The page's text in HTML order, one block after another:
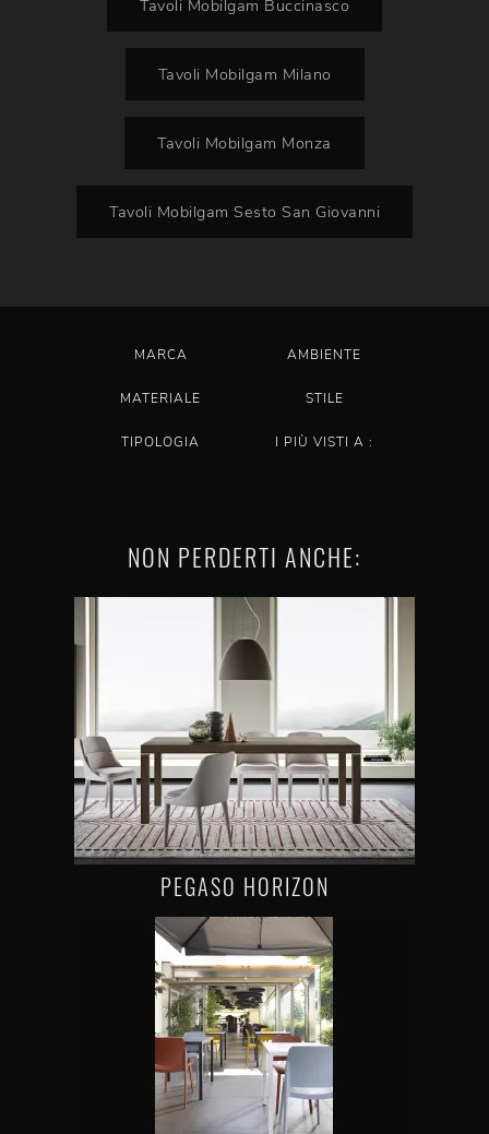
Tavoli Mobilgam Buccinasco
Tavoli Mobilgam Milano
Tavoli Mobilgam Monza
Tavoli Mobilgam Sesto San Giovanni
MARCA AMBIENTE
MATERIALE STILE
TIPOLOGIA I PIÙ VISTI A :
NON PERDERTI ANCHE:
PEGASO HORIZON